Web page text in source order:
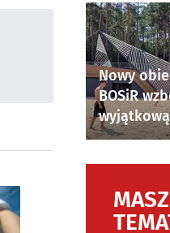
Nowy
BOSiR